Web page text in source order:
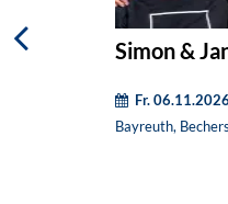
Simon &
Fr.
Bayreuth,